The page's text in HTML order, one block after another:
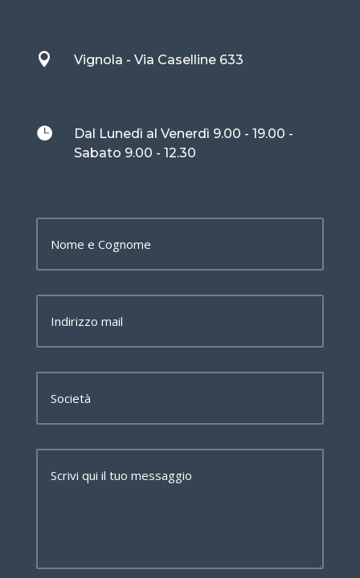
 Vignola - Via Caselline 633

Dal Lunedì al Venerdì 9.00 - 19.00 -
Sabato 9.00 - 12.30